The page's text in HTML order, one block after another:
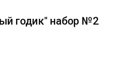
годик" набор №2